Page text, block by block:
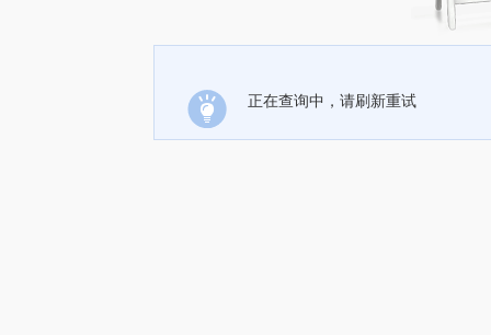
正在查询中，请刷新重试